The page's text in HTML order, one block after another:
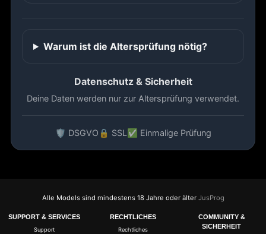
Warum ist die Altersprüfung nötig?
Datenschutz & Sicherheit
Deine Daten werden nur zur Altersprüfung verwendet.
🛡️ DSGVO 🔒 SSL ✅ Einmalige Prüfung
Alle Models sind mindestens 18 Jahre oder älter JusProg
SUPPORT & SERVICES
Support
RECHTLICHES
Rechtliches
COMMUNITY &
SICHERHEIT